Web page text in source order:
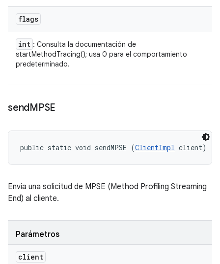
flags
int : Consulta la documentación de
startMethodTracing(); usa 0 para el comportamiento
predeterminado.
sendMPSE
public static void sendMPSE (ClientImpl client)
Envía una solicitud de MPSE (Method Profiling Streaming
End) al cliente.
Parámetros
client